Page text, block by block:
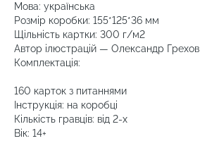
Мова: українська
Розмір коробки: 155*125*36 мм
Щільність картки: 300 г/м2
Автор ілюстрацій — Олександр Грехов
Комплектація:
160 карток з питаннями
Інструкція: на коробці
Кількість гравців: від 2-х
Вік: 14+